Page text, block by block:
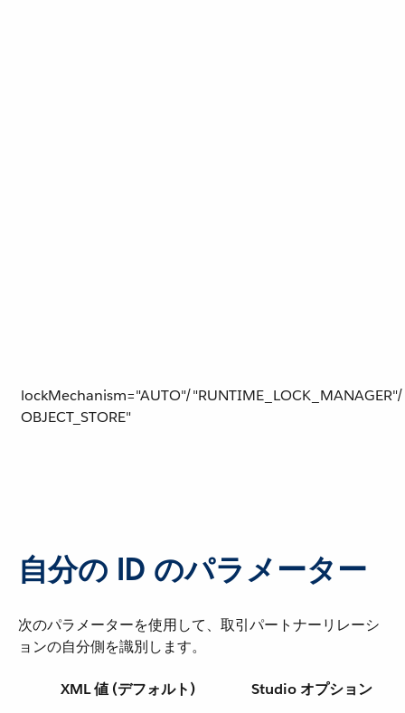
lockMechanism="AUTO"/
OBJECT_STORE​"
自分の ID のパラメーター
次のパラメーターを使用して、取引パートナーリレーシ
ョンの自分側を識別します。
XML 値 (デフォルト) Studio オプション